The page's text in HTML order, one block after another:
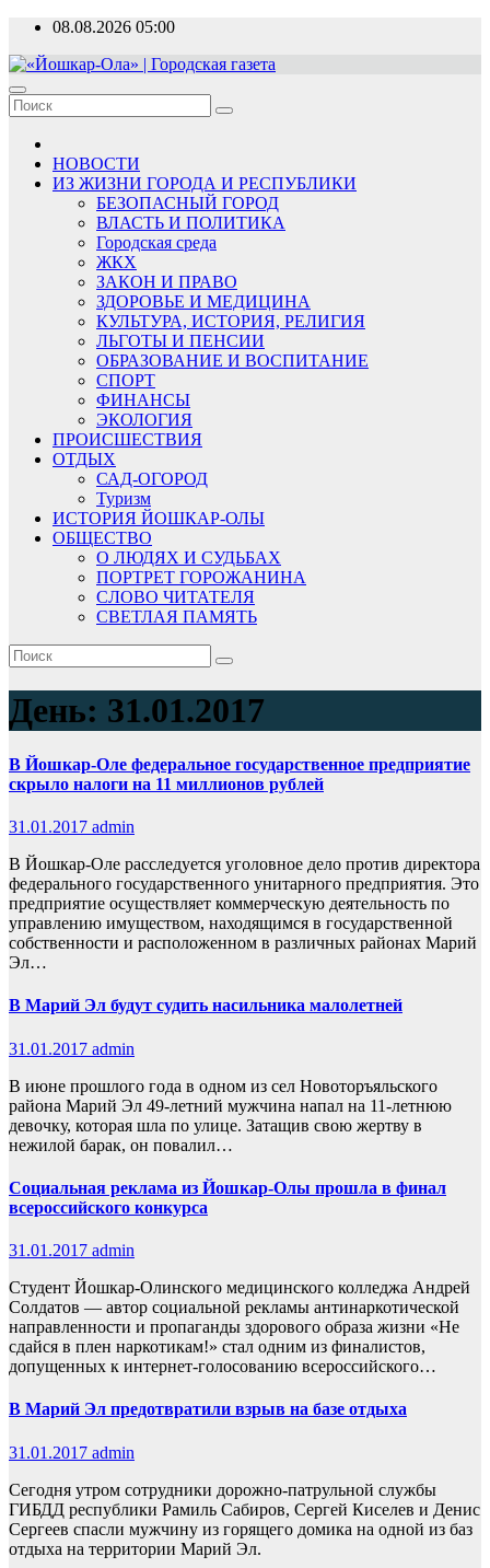
Перейти
содержимому
08.08.2026 05:00
«Йошкар-Ола» | Городская газета
Новости, события, люди
НОВОСТИ
ИЗ ЖИЗНИ ГОРОДА И РЕСПУБЛИКИ
БЕЗОПАСНЫЙ ГОРОД
ВЛАСТЬ И ПОЛИТИКА
Городская среда
ЖКХ
ЗАКОН И ПРАВО
ЗДОРОВЬЕ И МЕДИЦИНА
КУЛЬТУРА, ИСТОРИЯ, РЕЛИГИЯ
ЛЬГОТЫ И ПЕНСИИ
ОБРАЗОВАНИЕ И ВОСПИТАНИЕ
СПОРТ
ФИНАНСЫ
ЭКОЛОГИЯ
ПРОИСШЕСТВИЯ
ОТДЫХ
САД-ОГОРОД
Туризм
ИСТОРИЯ ЙОШКАР-ОЛЫ
ОБЩЕСТВО
О ЛЮДЯХ И СУДЬБАХ
ПОРТРЕТ ГОРОЖАНИНА
СЛОВО ЧИТАТЕЛЯ
СВЕТЛАЯ ПАМЯТЬ
День: 31.01.2017
В Йошкар-Оле федеральное государственное предприятие
скрыло налоги на 11 миллионов рублей
31.01.2017 admin
В Йошкар-Оле расследуется уголовное дело против директора
федерального государственного унитарного предприятия. Это
предприятие осуществляет коммерческую деятельность по
управлению имуществом, находящимся в государственной
собственности и расположенном в различных районах Марий
Эл…
В Марий Эл будут судить насильника малолетней
31.01.2017 admin
В июне прошлого года в одном из сел Новоторъяльского
района Марий Эл 49-летний мужчина напал на 11-летнюю
девочку, которая шла по улице. Затащив свою жертву в
нежилой барак, он повалил…
Социальная реклама из Йошкар-Олы прошла в финал
всероссийского конкурса
31.01.2017 admin
Студент Йошкар-Олинского медицинского колледжа Андрей
Солдатов — автор социальной рекламы антинаркотической
направленности и пропаганды здорового образа жизни «Не
сдайся в плен наркотикам!» стал одним из финалистов,
допущенных к интернет-голосованию всероссийского…
В Марий Эл предотвратили взрыв на базе отдыха
31.01.2017 admin
Сегодня утром сотрудники дорожно-патрульной службы
ГИБДД республики Рамиль Сабиров, Сергей Киселев и Денис
Сергеев спасли мужчину из горящего домика на одной из баз
отдыха на территории Марий Эл.